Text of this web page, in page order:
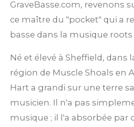
GraveBasse.com, revenons
ce maître du "pocket" qui a
basse dans la musique
Né et élevé à Sheffield, dans
région de Muscle Shoals en
Hart a grandi sur une terre
musicien. Il n'a pas
musique ; il l'a absorbée par